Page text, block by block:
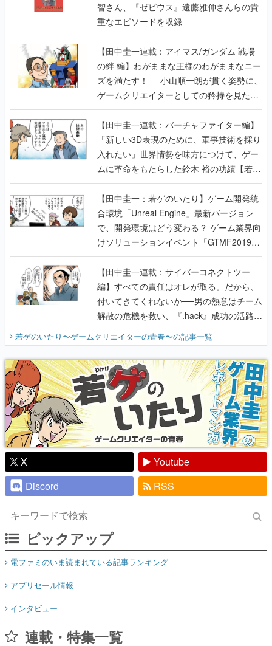
智さん、『ゼビウス』遠藤雅伸さんらの貴
重なエピソードを収録
【田中圭一連載：アイマス/ガンダム 戦場
の絆 編】わがままな王様のわがままなニー
ズを満たす！──小山順一朗が貫く姿勢に、
ゲームクリエイターとしての矜持を見た
【若ゲのいたり最終回】
【田中圭一連載：バーチャファイター編】
「新しい3D表現のために、軍事技術を採り
入れたい」世界情勢を味方につけて、ゲー
ムに革命をもたらした鈴木 裕の功績【若ゲ
のいたり】
【田中圭一：若ゲのいたり】ゲーム開発統
合環境「Unreal Engine」最新バージョン
で、開発環境はどう変わる？ ゲーム業界向
けソリューションイベント「GTMF2019」
に行って、より理解を深めよう【PR】
【田中圭一連載：サイバーコネクトツー
編】すべての責任はオレが取る。だから、
付いてきてくれないか──男の熱意はチーム
解散の危機を救い、『.hack』成功の活路を
開く。業界の快男児・松山 洋に流れる血は
『少年ジャンプ』色だった【若ゲのいた
り】
若ゲのいたり〜ゲームクリエイターの青春〜の記事一覧
X
Youtube
Discord
RSS
ピックアップ
電ファミのいま読まれている記事ランキング
アプリセール情報
インタビュー
連載・特集一覧